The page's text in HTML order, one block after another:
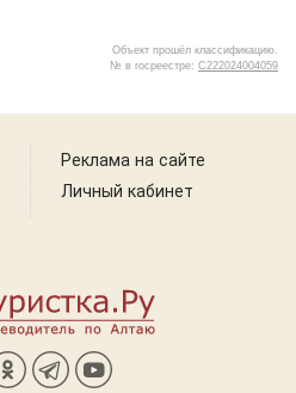
Объект прошёл классификацию.
№ в госреестре: С222024004059
Реклама на сайте
Личный кабинет